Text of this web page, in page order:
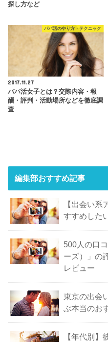
探し方など
パパ活のやり方・テクニック
2017.11.27
パパ活女子とは？交際内容・報
酬・評判・活動場所などを徹底調
査
編集部おすすめ記事
【出会い系
すすめした
500人の口
ーズ）」の
レビュー
東京の出会
ぶ本当のお
【年代別】